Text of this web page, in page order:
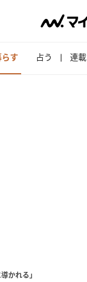
す 占う 連載
かれる」